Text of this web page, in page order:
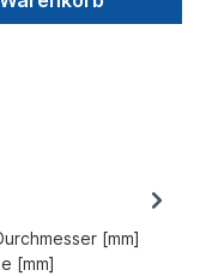
[mm]
[mm]